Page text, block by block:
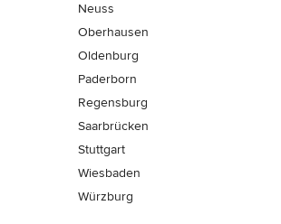
Neuss
Oberhausen
Oldenburg
Paderborn
Regensburg
Saarbrücken
Stuttgart
Wiesbaden
Würzburg